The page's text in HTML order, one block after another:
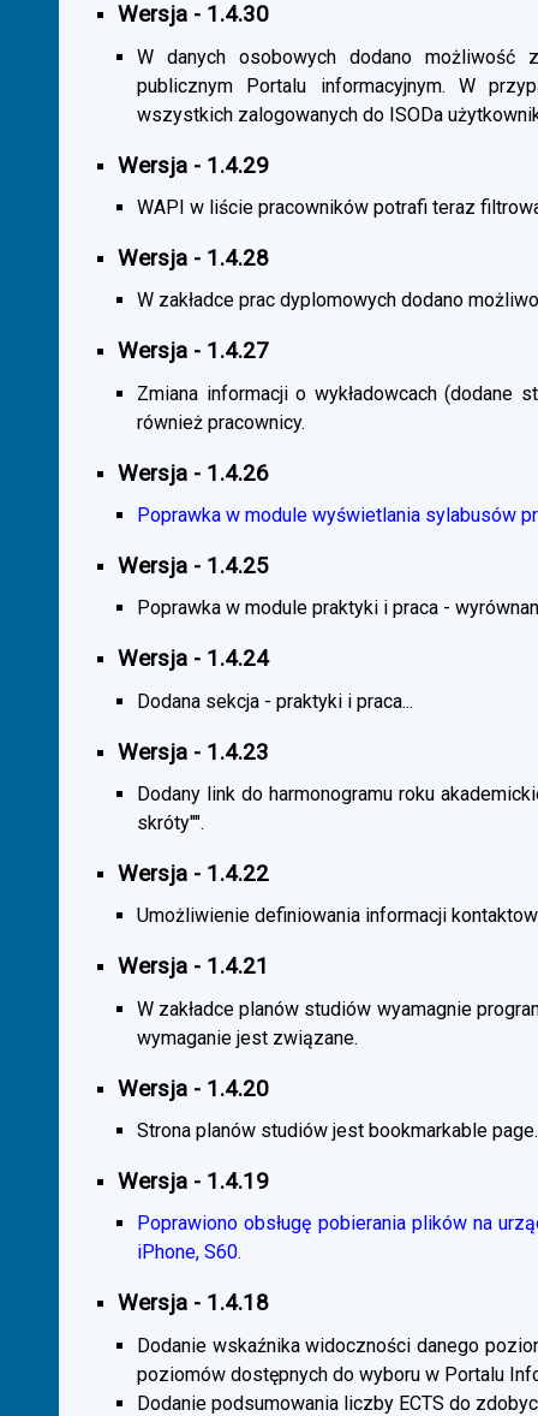
Wersja - 1.4.30
W danych osobowych dodano możliwość
publicznym Portalu informacyjnym. W
wszystkich zalogowanych do ISODa
Wersja - 1.4.29
WAPI w liście pracowników potrafi teraz
Wersja - 1.4.28
W zakładce prac dyplomowych dodano
Wersja - 1.4.27
Zmiana informacji o wykładowcach (dodane
również pracownicy.
Wersja - 1.4.26
Poprawka w module wyświetlania sylabusów
Wersja - 1.4.25
Poprawka w module praktyki i praca -
Wersja - 1.4.24
Dodana sekcja - praktyki i praca...
Wersja - 1.4.23
Dodany link do harmonogramu roku
skróty"".
Wersja - 1.4.22
Umożliwienie definiowania informacji
Wersja - 1.4.21
W zakładce planów studiów wyamagnie
wymaganie jest związane.
Wersja - 1.4.20
Strona planów studiów jest bookmarkable page.
Wersja - 1.4.19
Poprawiono obsługę pobierania plików na
iPhone, S60.
Wersja - 1.4.18
Dodanie wskaźnika widoczności danego
poziomów dostępnych do wyboru w Portalu
Dodanie podsumowania liczby ECTS do